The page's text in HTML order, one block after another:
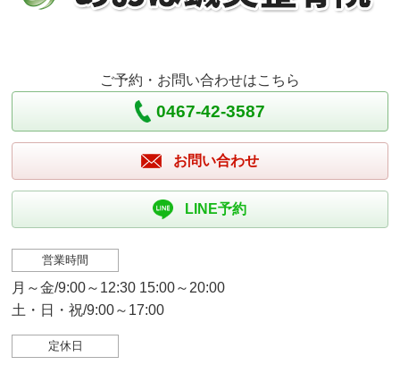
ご予約・お問い合わせはこちら
0467-42-3587
お問い合わせ
LINE予約
営業時間
月～金/9:00～12:30 15:00～20:00
土・日・祝/9:00～17:00
定休日